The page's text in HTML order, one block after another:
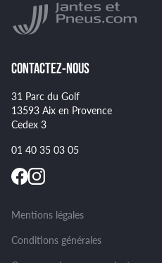
GOODYEAR
Spécificités pour certains pneus
CONTACTEZ-NOUS
31 Parc du Golf
13593 Aix en Provence
Cedex 3
01 40 35 03 05
Mentions légales
Conditions générales